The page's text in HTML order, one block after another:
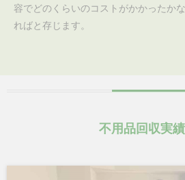
容でどのくらいのコストがかかったか
ればと存じます。
不用品回収実績